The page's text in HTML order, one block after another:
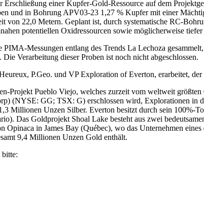
Erschließung einer Kupfer-Gold-Ressource auf dem
und in Bohrung APV03-23 1,27 % Kupfer mit einer
von 22,0 Metern. Geplant ist, durch systematische RC-
potentiellen Oxidressourcen sowie möglicherweise
Messungen entlang des Trends La Lechoza
Verarbeitung dieser Proben ist noch nicht abgeschlossen.
P.Geo. und VP Exploration of Everton, erarbeitet,
Projekt Pueblo Viejo, welches zurzeit vom weltweit
(NYSE: GG; TSX: G) erschlossen wird, Explorationen
Millionen Unzen Silber. Everton besitzt durch sein 100%-
Das Goldprojekt Shoal Lake besteht aus zwei
Opinaca in James Bay (Québec), wo das Unternehmen
9,4 Millionen Unzen Gold enthält.